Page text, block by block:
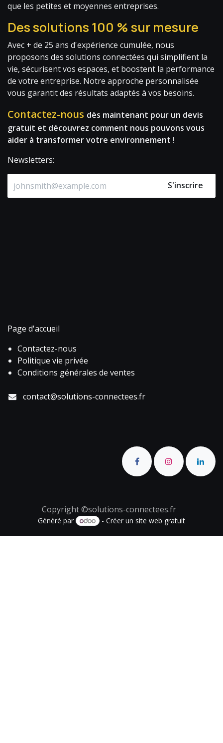
que les petites et moyennes entreprises.
Des solutions 100 % sur mesure
Avec + de 25 ans d'expérience cumulée, nous
proposons des solutions connectées qui simplifient la
vie, sécurisent vos espaces, et boostent la performance
de votre entreprise. Notre approche personnalisée
vous garantit des résultats adaptés à vos besoins.
Contactez-nous dès maintenant pour un devis
gratuit et découvrez comment nous pouvons vous
aider à transformer votre environnement !
Newsletters:
S'inscrire
Page d'accueil
Contactez-nous
Politique vie privée
Conditions générales de ventes
contact@solutions-connectees.fr
Copyright ©solutions-connectees.fr
Généré par - Créer un site web gratuit